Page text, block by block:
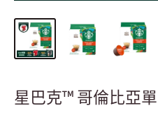
星巴克™ 哥倫比亞